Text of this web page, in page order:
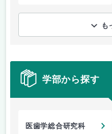
も
学部から探す
医歯学総合研究科